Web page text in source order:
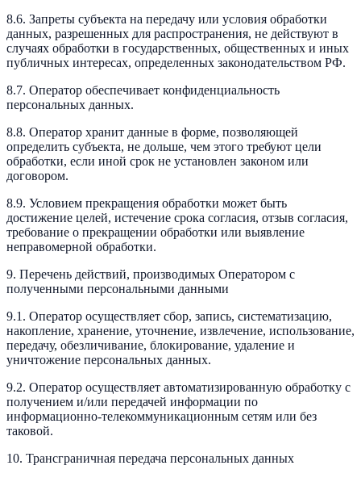
8.6. Запреты субъекта на передачу или условия обработки
данных, разрешенных для распространения, не действуют в
случаях обработки в государственных, общественных и иных
публичных интересах, определенных законодательством РФ.
8.7. Оператор обеспечивает конфиденциальность
персональных данных.
8.8. Оператор хранит данные в форме, позволяющей
определить субъекта, не дольше, чем этого требуют цели
обработки, если иной срок не установлен законом или
договором.
8.9. Условием прекращения обработки может быть
достижение целей, истечение срока согласия, отзыв согласия,
требование о прекращении обработки или выявление
неправомерной обработки.
9. Перечень действий, производимых Оператором с
полученными персональными данными
9.1. Оператор осуществляет сбор, запись, систематизацию,
накопление, хранение, уточнение, извлечение, использование,
передачу, обезличивание, блокирование, удаление и
уничтожение персональных данных.
9.2. Оператор осуществляет автоматизированную обработку с
получением и/или передачей информации по
информационно-телекоммуникационным сетям или без
таковой.
10. Трансграничная передача персональных данных